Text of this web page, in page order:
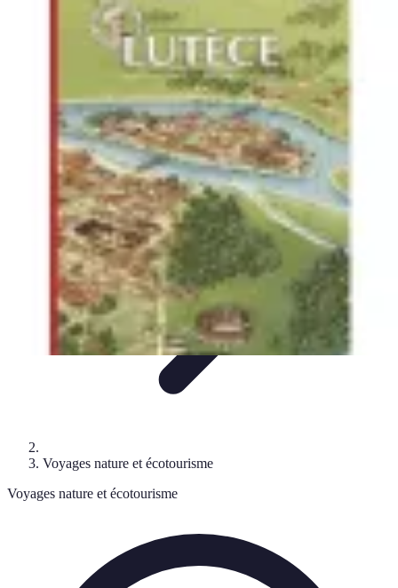
Rivière et Océan
Voyages nature et écotourismeTendancesAnalyse et
Conseils pratiques Écotourisme
Rivière et Océan
Voyages nature et écotourisme
Voyages nature et écotourisme